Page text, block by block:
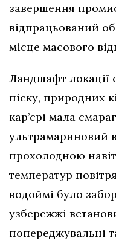
завершення
відпрацьований
місце масового
Ландшафт локації
піску, природних
кар’єрі мала
ультрамариновий
прохолодною
температур
водоймі було
узбережжі
попереджувальні